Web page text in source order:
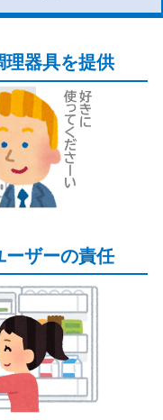
理器具を提供
ーザーの責任